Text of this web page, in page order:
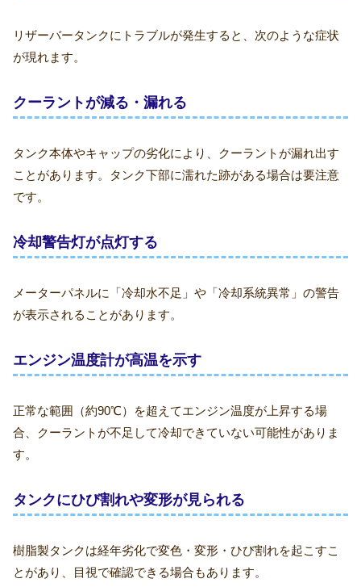
リザーバータンクにトラブルが発生すると、次のような症状
が現れます。
クーラントが減る・漏れる
タンク本体やキャップの劣化により、クーラントが漏れ出す
ことがあります。タンク下部に濡れた跡がある場合は要注意
です。
冷却警告灯が点灯する
メーターパネルに「冷却水不足」や「冷却系統異常」の警告
が表示されることがあります。
エンジン温度計が高温を示す
正常な範囲（約90℃）を超えてエンジン温度が上昇する場
合、クーラントが不足して冷却できていない可能性がありま
す。
タンクにひび割れや変形が見られる
樹脂製タンクは経年劣化で変色・変形・ひび割れを起こすこ
とがあり、目視で確認できる場合もあります。